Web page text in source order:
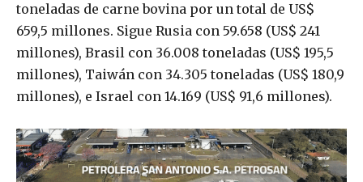
toneladas de carne bovina por un total de US$
659,5 millones. Sigue Rusia con 59.658 (US$ 241
millones), Brasil con 36.008 toneladas (US$ 195,5
millones), Taiwán con 34.305 toneladas (US$ 180,9
millones), e Israel con 14.169 (US$ 91,6 millones).